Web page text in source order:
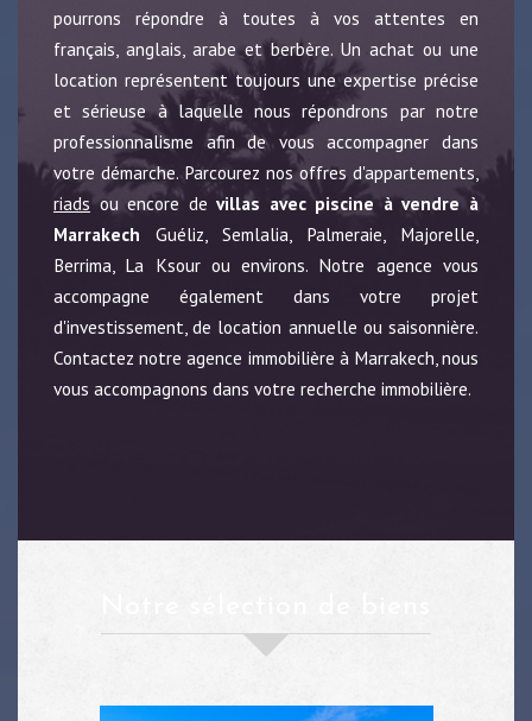
pourrons répondre à toutes à vos attentes en
français, anglais, arabe et berbère. Un achat ou une
location représentent toujours une expertise précise
et sérieuse à laquelle nous répondrons par notre
professionnalisme afin de vous accompagner dans
votre démarche. Parcourez nos offres d'appartements,
riads ou encore devillas avec piscine à vendre à
Marrakech Guéliz, Semlalia, Palmeraie, Majorelle,
Berrima, La Ksour ou environs. Notre agence vous
accompagne également dans votre projet
d'investissement, de location annuelle ou saisonnière.
Contactez notre agence immobilière à Marrakech, nous
vous accompagnons dans votre recherche immobilière.